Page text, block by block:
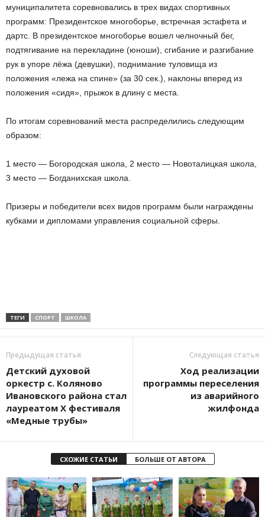
муниципалитета соревновались в трех видах спортивных
программ: Президентское многоборье, встречная эстафета и
дартс. В президентское многоборье вошел челночный бег,
подтягивание на перекладине (юноши), сгибание и разгибание
рук в упоре лёжа (девушки), поднимание туловища из
положения «лежа на спине» (за 30 сек.), наклоны вперед из
положения «сидя», прыжок в длину с места.
По итогам соревнований места распределились следующим
образом:
1 место — Богородская школа, 2 место — Новоталицкая школа,
3 место — Богданихская школа.
Призеры и победители всех видов программ были награждены
кубками и дипломами управления социальной сферы.
ТЕГИ СПОРТ ШКОЛА
Предыдущая статья
Детский духовой
оркестр с. Коляново
Ивановского района стал
лауреатом Х фестиваля
«Медные трубы»
Следующая статья
Ход реализации
программы переселения
из аварийного
жилфонда
СХОЖИЕ СТАТЬИ БОЛЬШЕ ОТ АВТОРА